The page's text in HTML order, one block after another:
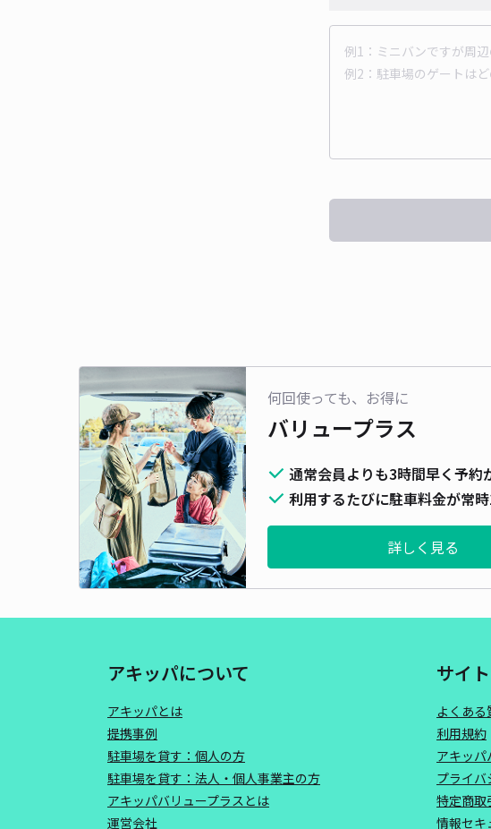
何回使っても、お得に
バリュープラス
通常会員よりも3時間早く予約
利用するたびに駐車料金が常
詳しく見る
アキッパについて
アキッパとは
提携事例
駐車場を貸す：個人の方
駐車場を貸す：法人・個人事業主の方
アキッパバリュープラスとは
運営会社
サイ
よくある
利用規約
アキッパ
プライバ
特定商取
情報セキ